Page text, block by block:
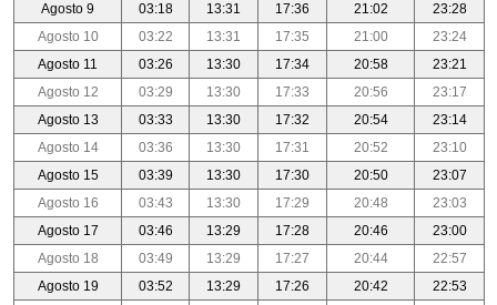
Agosto 9
03:18 13:31 17:36 21:02
23:28
Agosto 10
03:22 13:31 17:35 21:00
23:24
Agosto 11
03:26 13:30 17:34 20:58
23:21
Agosto 12
03:29 13:30 17:33 20:56
23:17
Agosto 13
03:33 13:30 17:32 20:54
23:14
Agosto 14
03:36 13:30 17:31 20:52
23:10
Agosto 15
03:39 13:30 17:30 20:50
23:07
Agosto 16
03:43 13:30 17:29 20:48
23:03
Agosto 17
03:46 13:29 17:28 20:46
23:00
Agosto 18
03:49 13:29 17:27 20:44
22:57
Agosto 19
03:52 13:29 17:26 20:42
22:53